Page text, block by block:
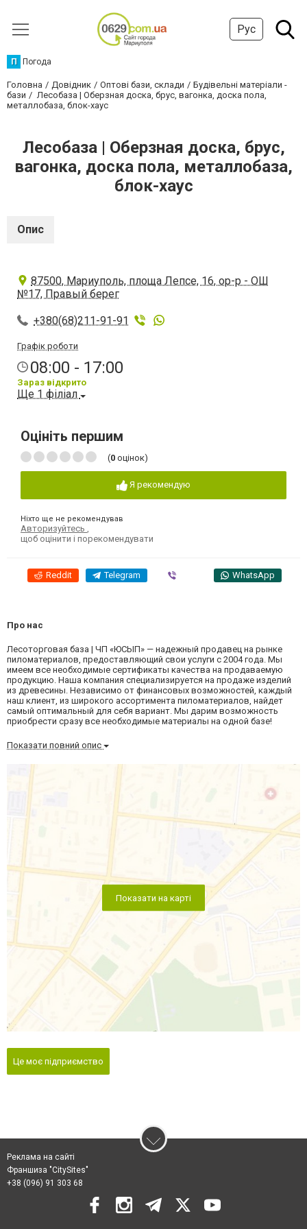
Рус
П Погода
Головна Довідник Оптові бази, склади
Будівельні матеріали -
бази
Лесобаза | Оберзная доска, брус, вагонка, доска пола,
металлобаза, блок-хаус
Лесобаза | Оберзная доска, брус,
вагонка, доска пола, металлобаза,
блок-хаус
Опис
87500, Мариуполь, площа Лепсе, 16, ор-р - ОШ
№17, Правый берег
+380(68)211-91-91
Графік роботи
08:00 - 17:00
Зараз відкрито
Ще 1 філіал
Оцініть першим
(0 оцінок)
Я рекомендую
Ніхто ще не рекомендував
Авторизуйтесь
щоб оцінити і порекомендувати
Reddit Telegram WhatsApp
Про нас
Лесоторговая база | ЧП «ЮСЫП» — надежный продавец на рынке
пиломатериалов, предоставляющий свои услуги с 2004 года. Мы
имеем все необходимые сертификаты качества на продаваемую
продукцию. Наша компания специализируется на продаже изделий
из древесины. Независимо от финансовых возможностей, каждый
наш клиент, из широкого ассортимента пиломатериалов, найдет
самый оптимальный для себя вариант. Мы дарим возможность
приобрести сразу все необходимые материалы на одной базе!
Показати повний опис
Показати на карті
Це моє підприємство
Реклама на сайті
Франшиза "CitySites"
+38 (096) 91 303 68